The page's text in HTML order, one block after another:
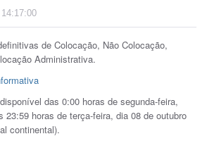
de Colocação, Não Colocação,
Administrativa.
das 0:00 horas de segunda-feira,
23:59 horas de terça-feira, dia 08 de outubro
continental).